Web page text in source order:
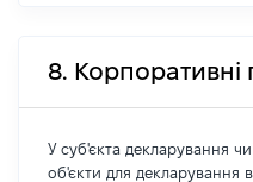
8. Корпоративні
У суб'єкта декларування чи
об'єкти для декларування